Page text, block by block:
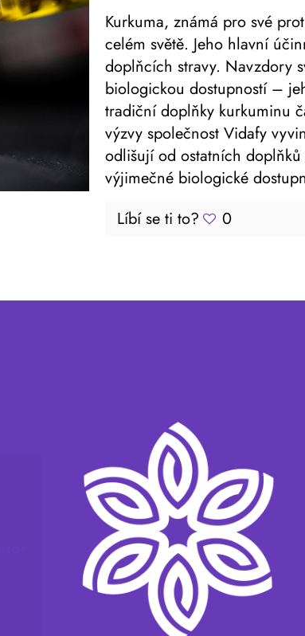
Kurkuma, známá pro své
celém světě. Jeho hlavní
doplňcích stravy. Navzdory
biologickou dostupností –
tradiční doplňky kurkuminu
výzvy společnost Vidafy
odlišují od ostatních
výjimečné biologické
Líbí se ti to?
0